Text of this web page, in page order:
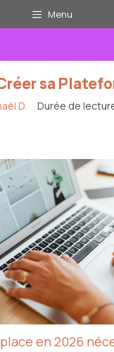
Menu
sa
D. · Durée de
en 2026